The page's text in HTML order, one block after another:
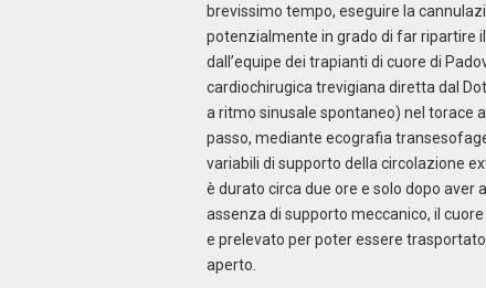
brevissimo tempo, eseguire la
potenzialmente in grado di far ripartire
dall’equipe dei trapianti di cuore di
cardiochirugica trevigiana diretta dal
a ritmo sinusale spontaneo) nel torace
passo, mediante ecografia
variabili di supporto della circolazione
è durato circa due ore e solo dopo
assenza di supporto meccanico, il
e prelevato per poter essere
aperto.